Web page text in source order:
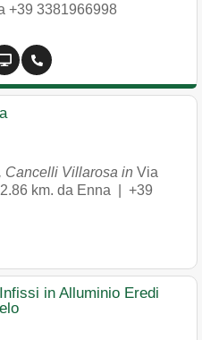
+39 3381966998
Cancelli Villarosa in Via
km. da Enna | +39
in Alluminio Eredi